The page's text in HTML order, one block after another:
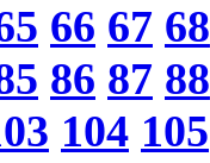
66 67 68
86 87 88
104 105